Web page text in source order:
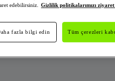
edebilirsiniz.
Gizlilik politikalarımızı
Tüm çerezleri
fazla bilgi edin